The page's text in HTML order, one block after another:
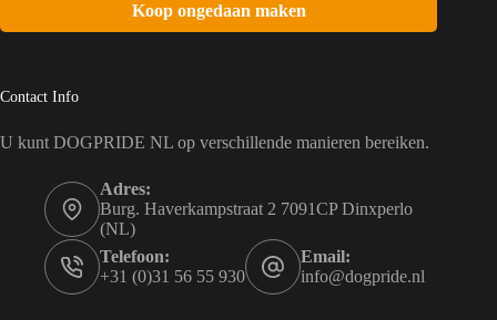
Koop ongedaan maken
Contact Info
U kunt DOGPRIDE NL op verschillende manieren bereiken.
Adres:
Burg. Haverkampstraat 2 7091CP Dinxperlo
(NL)
Telefoon:
+31 (0)31 56 55 930
Email:
info@dogpride.nl